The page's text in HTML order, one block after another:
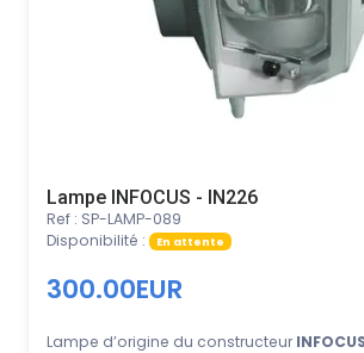
Lampe INFOCUS - IN226
Ref : SP-LAMP-089
Disponibilité :
En attente
300.00EUR
Lampe d’origine du constructeur INFOCUS